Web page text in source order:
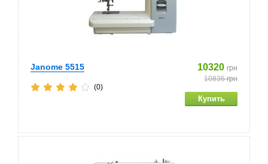
Janome 5515 10320 грн
10836грн
(0)